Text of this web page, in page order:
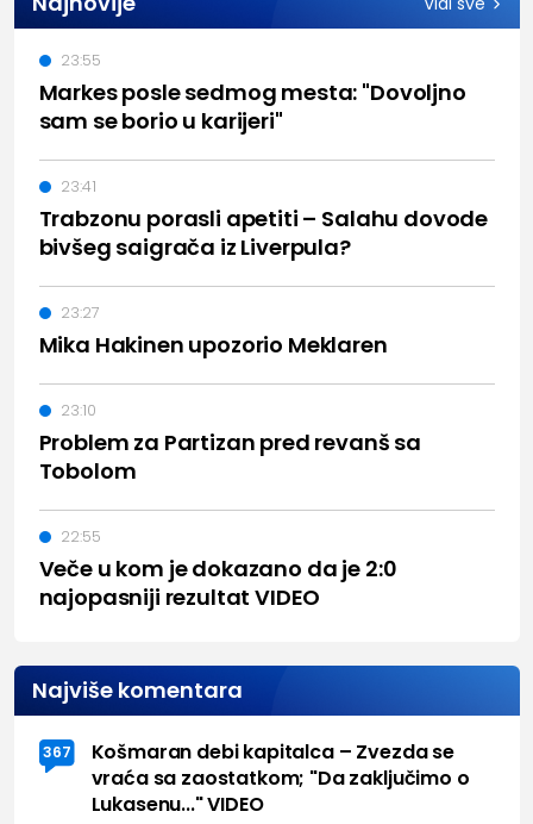
Markes posle sedmog mesta: "Dovoljno
sam se borio u karijeri"
23:55
Trabzonu porasli apetiti – Salahu dovode
bivšeg saigrača iz Liverpula?
23:41
Mika Hakinen upozorio Meklaren
23:27
Problem za Partizan pred revanš sa
Tobolom
23:10
Veče u kom je dokazano da je 2:0
najopasniji rezultat VIDEO
22:55
Najviše komentara
367
Košmaran debi kapitalca – Zvezda se
vraća sa zaostatkom; "Da zaključimo o
Lukasenu..." VIDEO